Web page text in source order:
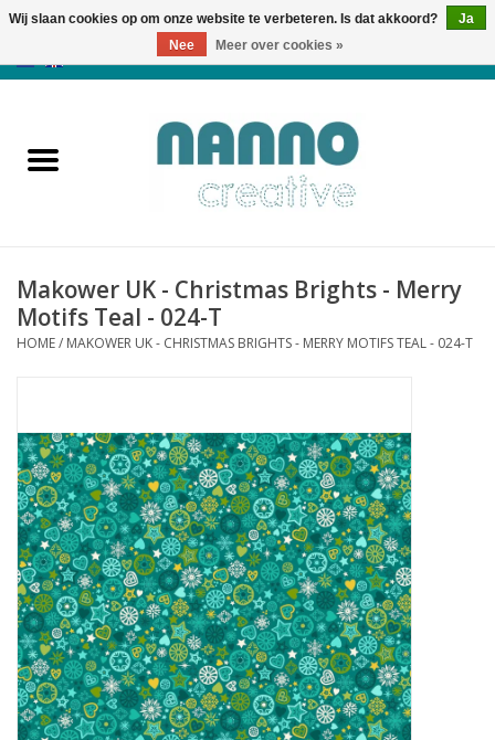
Producten
Nieuws
Herfst & Halloween
Laatste Kans
Cadeaubonnen
Nanno Blog
Merken
Beloningen
Makower UK - Christmas Brights - Merry
Motifs Teal - 024-T
HOME/ MAKOWER UK - CHRISTMAS BRIGHTS - MERRY MOTIFS TEAL - 024-T
Wij slaan cookies op om onze website te verbeteren. Is dat akkoord?
Ja
Nee
Meer over cookies »